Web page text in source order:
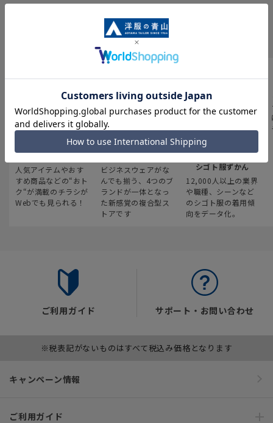
INFORMATION
最新のお買い得情報
人気アイテムやおす
すめ商品などの“おト
ク“が満載のチラシが
Webでも見られる！
スーツスクエア
ビジネスウェアがな
んでも揃う、4つのブ
ランドが一体となっ
た新感覚の複合型ス
トアです
みんなの
シゴト服ずかん
12,000人以上の業界
や職種、シーンなど
のシゴト服の着用傾
向をデータ化。
ご利用ガイド サポート・お問い合わせ
※税表記がないものはすべて税込み価格となります
キャンペーン情報
ご利用ガイド